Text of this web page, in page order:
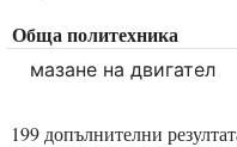
Обща политехника
мазане на двигател
199 допълнителни